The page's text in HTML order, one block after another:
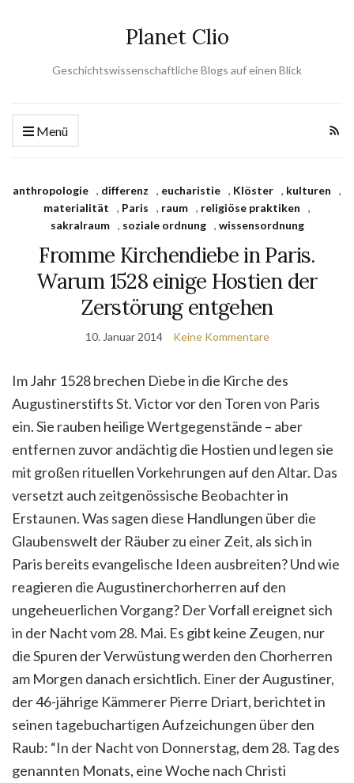
Planet Clio
Geschichtswissenschaftliche Blogs auf einen Blick
Menü
anthropologie , differenz , eucharistie , Klöster , kulturen
,
materialität
, Paris , raum , religiöse praktiken
,
sakralraum
, soziale ordnung , wissensordnung
Fromme Kirchendiebe in Paris.
Warum 1528 einige Hostien der
Zerstörung entgehen
10. Januar 2014 Keine Kommentare
Im Jahr 1528 brechen Diebe in die Kirche des
Augustinerstifts St. Victor vor den Toren von Paris
ein. Sie rauben heilige Wertgegenstände – aber
entfernen zuvor andächtig die Hostien und legen sie
mit großen rituellen Vorkehrungen auf den Altar. Das
versetzt auch zeitgenössische Beobachter in
Erstaunen. Was sagen diese Handlungen über die
Glaubenswelt der Räuber zu einer Zeit, als sich in
Paris bereits evangelische Ideen ausbreiten? Und wie
reagieren die Augustinerchorherren auf den
ungeheuerlichen Vorgang? Der Vorfall ereignet sich
in der Nacht vom 28. Mai. Es gibt keine Zeugen, nur
die Spuren der Verwüstung werden den Chorherren
am Morgen danach ersichtlich. Einer der Augustiner,
der 46-jährige Kämmerer Pierre Driart, berichtet in
seinen tagebuchartigen Aufzeichungen über den
Raub: “In der Nacht von Donnerstag, dem 28. Tag des
genannten Monats, eine Woche nach Christi